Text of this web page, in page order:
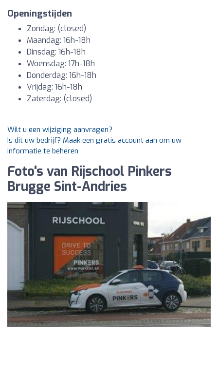
Openingstijden
Zondag: (closed)
Maandag: 16h-18h
Dinsdag: 16h-18h
Woensdag: 17h-18h
Donderdag: 16h-18h
Vrijdag: 16h-18h
Zaterdag: (closed)
Wilt u een wijziging aanvragen?
Is dit uw bedrijf? Maak een gratis account aan om uw
informatie te beheren
Foto's van Rijschool Pinkers
Brugge Sint-Andries